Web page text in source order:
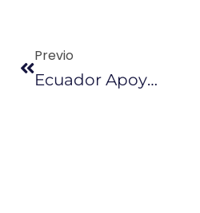
Previo
Ecuador Apoya La Propuesta De Extender La Medida De Reducción De Producción Petrolera